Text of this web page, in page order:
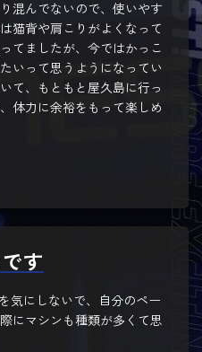
混んでないので、使いやす
猫背や肩こりがよくなって
てましたが、今ではかっこ
いって思うようになってい
て、もともと屋久島に行っ
体力に余裕をもって楽しめ
です
気にしないで、自分のペー
にマシンも種類が多くて思